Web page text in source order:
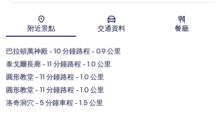
地圖
附近景點 交通資料 餐廳
巴拉頓萬神殿- 10 分鐘路程 - 0.9 公里
泰戈爾長廊- 11 分鐘路程 - 1.0 公里
圓形教堂- 11 分鐘路程 - 1.0 公里
圓形教堂- 11 分鐘路程 - 1.0 公里
洛奇洞穴 - 5 分鐘車程 - 1.5 公里